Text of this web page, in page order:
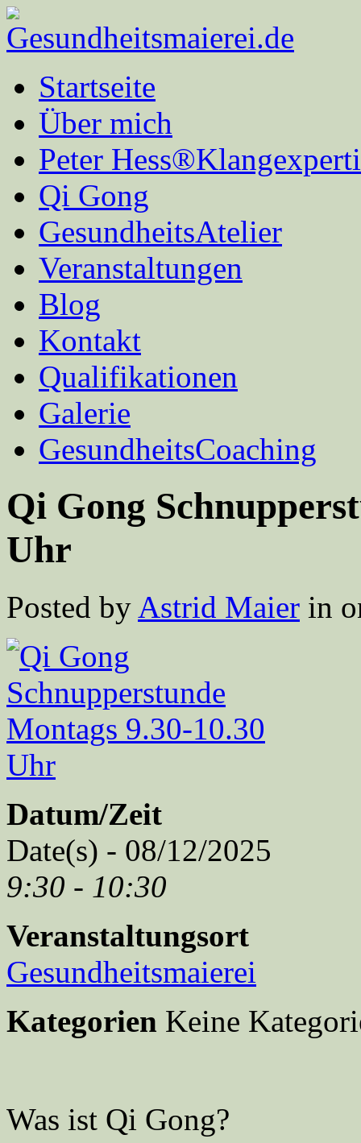
Startseite
Über mich
Peter
Qi Gong
GesundheitsAtelier
Veranstaltungen
Blog
Kontakt
Qualifikationen
Galerie
GesundheitsCoaching
Qi Gong
Uhr
Posted by Astrid Maier in
Datum/Zeit
Date(s) - 08/12/2025
9:30 - 10:30
Veranstaltungsort
Gesundheitsmaierei
Kategorien Keine
Was ist Qi Gong?